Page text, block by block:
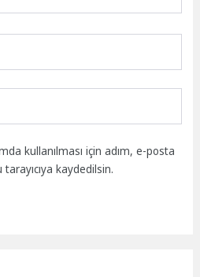
kullanılması için adım, e-posta
kaydedilsin.